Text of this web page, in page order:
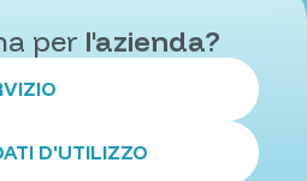
per l'azienda?
D'UTILIZZO